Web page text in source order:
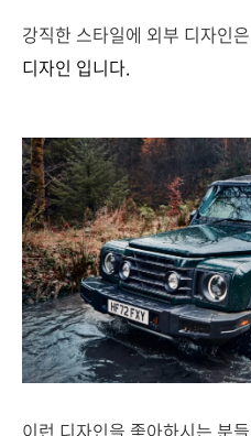
강직한 스타일에 외부 디자인
디자인 입니다.
이런 디자인을 좋아하시는 분